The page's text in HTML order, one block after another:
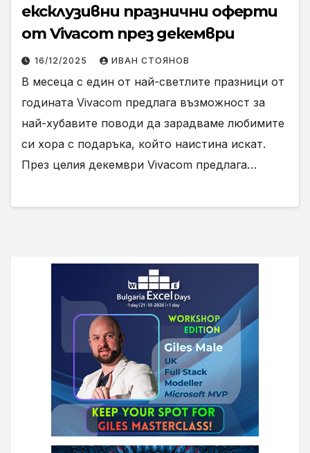
ексклузивни празнични оферти
от Vivacom през декември
16/12/2025 ИВАН СТОЯНОВ
В месеца с един от най-светлите празници от
годината Vivacom предлага възможност за
най-хубавите поводи да зарадваме любимите
си хора с подаръка, който наистина искат.
През целия декември Vivacom предлага…